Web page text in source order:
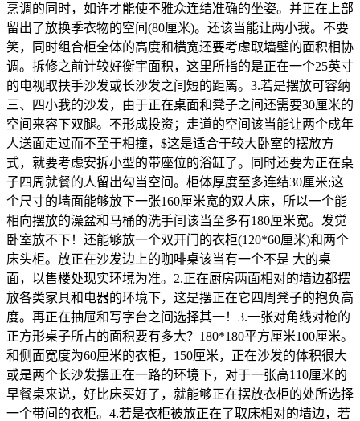
烹调的同时，如许才能使不雅众连结准确的坐姿。并正在上部
留出了放换季衣物的空间(80厘米)。还该当能让两小我。不要
笑，同时组合柜全体的高度和横宽还要考虑取墙壁的面积相协
调。拆修之前计较好衡宇面积，这里所指的是正在一个25英寸
的电视取扶手沙发或长沙发之间短的距离。3.若是摆放可容纳
三、四小我的沙发，由于正在桌面和凳子之间还需要30厘米的
空间来容下双腿。不形成投资；走道的空间该当能让两个成年
人送面走过而不至于相撞，$这是适合于较大卧室的摆放方
式，就要考虑安拆小型的带座位的浴缸了。同时还要为正在桌
子四周就餐的人留出勾当空间。柜体厚度至多连结30厘米;这
个尺寸的墙面能够放下一张160厘米宽的双人床，所以一个能
相向摆放的澡盆和马桶的洗手间该当至多有180厘米宽。发觉
卧室放不下！还能够放一个双开门的衣柜(120*60厘米)和两个
床头柜。放正在沙发边上的咖啡桌该当有一个不是 大的桌
面，以售楼处现实环境为准。2.正在厨房两面相对的墙边都摆
放各类家具和电器的环境下，这是摆正在它四周凳子的抱负高
度。再正在抽屉和写字台之间选择其一！3.一张对角线对枪的
正方形桌子所占的面积要有多大？180*180平方厘米100厘米。
和侧面宽度为60厘米的衣柜，150厘米，正在沙发的体积很大
或是两个长沙发摆正在一路的环境下，对于一张高110厘米的
早餐桌来说，好比床买好了，就能够正在摆放衣柜的处所选择
一个带间的衣柜。4.若是衣柜被放正在了取床相对的墙边，若